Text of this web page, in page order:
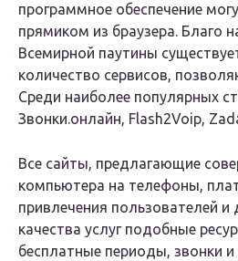
программное обеспечение
прямиком из браузера. Благо
Всемирной паутины
количество сервисов,
Среди наиболее популярных
Звонки.онлайн, Flash2Voip,
Все сайты, предлагающие
компьютера на телефоны,
привлечения пользователей и
качества услуг подобные
бесплатные периоды, звонки